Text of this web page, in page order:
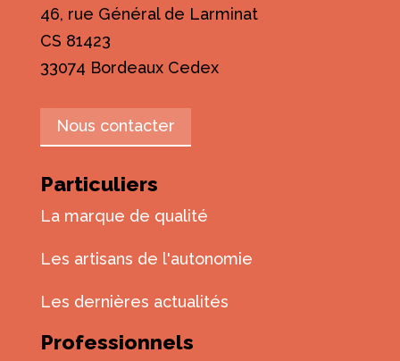
46, rue Général de Larminat
CS 81423
33074 Bordeaux Cedex
Nous contacter
Particuliers
La marque de qualité
Les artisans de l'autonomie
Les dernières actualités
Professionnels